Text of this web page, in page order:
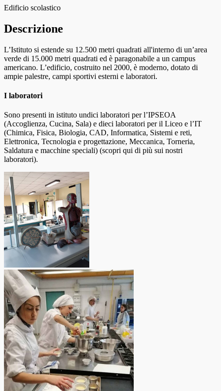
Edificio scolastico
Descrizione
L’Istituto si estende su 12.500 metri quadrati all'interno di un’area
verde di 15.000 metri quadrati ed è paragonabile a un campus
americano. L’edificio, costruito nel 2000, è moderno, dotato di
ampie palestre, campi sportivi esterni e laboratori.
I laboratori
Sono presenti in istituto undici laboratori per l’IPSEOA
(Accoglienza, Cucina, Sala) e dieci laboratori per il Liceo e l’IT
(Chimica, Fisica, Biologia, CAD, Informatica, Sistemi e reti,
Elettronica, Tecnologia e progettazione, Meccanica, Torneria,
Saldatura e macchine speciali) (scopri qui di più sui nostri
laboratori).